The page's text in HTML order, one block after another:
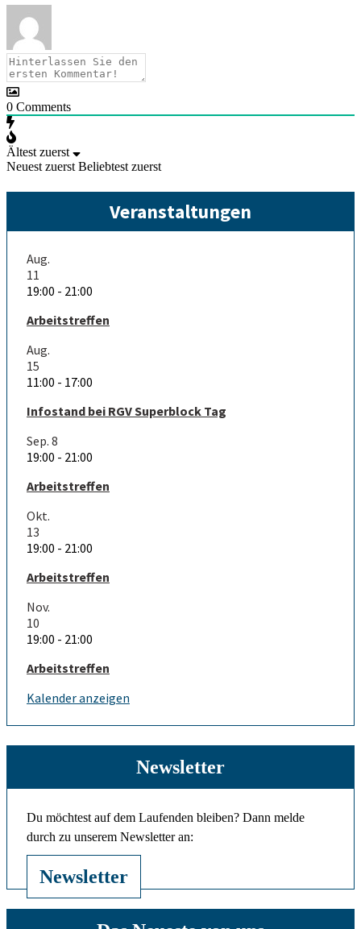
0 Comments
Ältest zuerst
Neuest zuerst Beliebtest zuerst
Veranstaltungen
Aug.
11
19:00 - 21:00
Arbeitstreffen
Aug.
15
11:00 - 17:00
Infostand bei RGV Superblock Tag
Sep. 8
19:00 - 21:00
Arbeitstreffen
Okt.
13
19:00 - 21:00
Arbeitstreffen
Nov.
10
19:00 - 21:00
Arbeitstreffen
Kalender anzeigen
Newsletter
Du möchtest auf dem Laufenden bleiben? Dann melde
durch zu unserem Newsletter an:
Newsletter